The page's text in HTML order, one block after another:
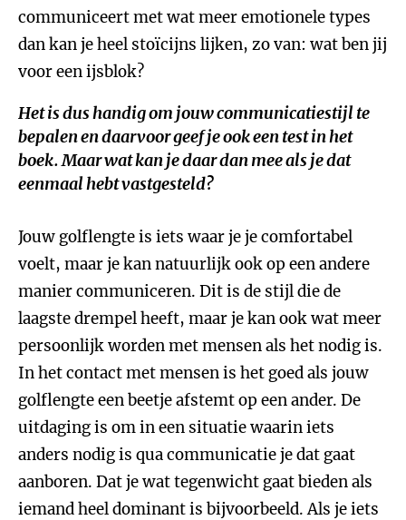
communiceert met wat meer emotionele types
dan kan je heel stoïcijns lijken, zo van: wat ben jij
voor een ijsblok?
Het is dus handig om jouw communicatiestijl te
bepalen en daarvoor geef je ook een test in het
boek. Maar wat kan je daar dan mee als je dat
eenmaal hebt vastgesteld?
Jouw golflengte is iets waar je je comfortabel
voelt, maar je kan natuurlijk ook op een andere
manier communiceren. Dit is de stijl die de
laagste drempel heeft, maar je kan ook wat meer
persoonlijk worden met mensen als het nodig is.
In het contact met mensen is het goed als jouw
golflengte een beetje afstemt op een ander. De
uitdaging is om in een situatie waarin iets
anders nodig is qua communicatie je dat gaat
aanboren. Dat je wat tegenwicht gaat bieden als
iemand heel dominant is bijvoorbeeld. Als je iets